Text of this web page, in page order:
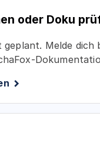
oder Doku
geplant. Melde